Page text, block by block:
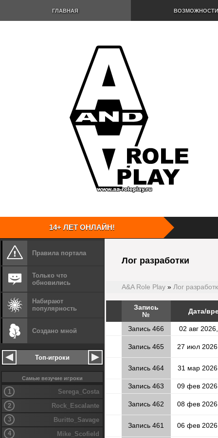
ГЛАВНАЯ
14+ ЛЕТ ОНЛАЙН!
Запустите скачанный файл игры
Укажите путь установки
Установите игру
Шаг 1 Установите игру
Скачать
Запустите
Перейдите в
Запустите
Шаг 2
Лог разработки
A&A Role Play» Лог
Запись
№
Дата/
Запись 466 02 авг
Запись 465 27 июл
Запись 464 31 мар
Запись 463 09 фев
Запись 462 08 фев
Запись 461 06 фев
Правила портала
Только что
обновились
Набирают
популярность
Создано мной
Топ-игроки
Самые везучие игроки
1
Serega_Costa
2
Rock_Escalante
3
Buritto_Savage
4
Mike_Scofield